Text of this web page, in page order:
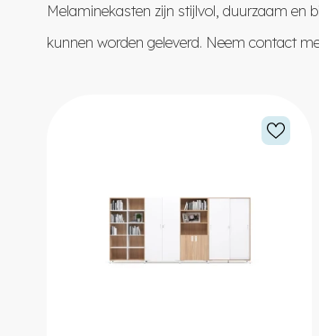
Melaminekasten zijn stijlvol, duurzaam en
kunnen worden geleverd. Neem contact